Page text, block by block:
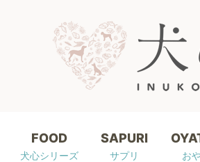
FOOD
犬心シリーズ
SAPURI
サプリ お